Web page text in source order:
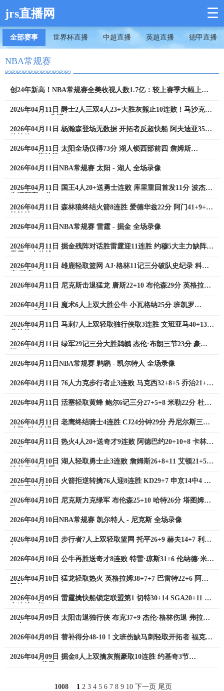
jrs直播网 ☰
全部赛事 世界杯直播 中超直播 英超直播 德甲直播
NBA常规赛
创24年新高！NBA常规赛全美收视人数1.7亿：较上赛季大幅上涨
2026年04月11日 爵士2人三双4人23+大胜灰熊止10连败！马沙克
2026年04月11日 杨瀚森登场无数据 开拓者反超快船 阿夫迪亚35分
2026年04月11日 太阳全场仅得73分 湖人锁西部前四 詹姆斯
2026年04月11日NBA常规赛 太阳 - 湖人 全场录像
2026年04月11日 国王4人20+送勇士连败 库里重回首发11分 波杰姆
2026年04月11日 森林狼终结火箭8连胜 爱德华兹22分 阿门41+9+7
2026年04月11日NBA常规赛 雷霆 - 掘金 全场录像
2026年04月11日 掘金残阵对话胜雷霆迎11连胜 约穆5大主力缺阵
2026年04月11日 雄鹿轻取篮网 AJ·格林11记三分破队史纪录 科马
2026年04月11日 尼克斯击退猛龙 唐斯22+10 布伦森29分 英格拉姆
2026年04月11日 魔术6人上双大胜公牛 小瓦格纳25分 班凯罗
2026年04月11日 马刺7人上双轻取独行侠取3连胜 文班亚马40+13
2026年04月11日 绿军29记三分大胜鹈鹕 杰伦·布朗三节23分 豪泽8
2026年04月11日NBA常规赛 鹈鹕 - 凯尔特人 全场录像
2026年04月11日 76人力克步行者止3连败 马克西32+8+5 乔治21+5
2026年04月11日 活塞轻取黄蜂 鲍尔6记三分27+5+8 米勒22分 杜伦
2026年04月11日 老鹰终结骑士4连胜 CJ24分钟29分 丹尼尔斯三双
2026年04月11日 热火4人20+送奇才9连败 阿德巴约20+10+8 卡林顿
2026年04月10日 湖人轻取勇士止3连败 詹姆斯26+8+11 艾顿21+5
2026年04月10日 火箭拒逆转擒76人迎8连胜 KD29+7 申京14中4 大
2026年04月10日 尼克斯力克绿军 布伦森25+10 哈特26分 塔图姆空
2026年04月10日NBA常规赛 凯尔特人 - 尼克斯 全场录像
2026年04月10日 步行者7人上双轻取篮网 托平26+9 赫夫14+7 利德
2026年04月10日 公牛再胜送奇才8连败 特雷·琼斯31+6 伦纳德·米勒
2026年04月10日 猛龙轻取热火 英格拉姆38+7+7 巴雷特22+6 阿德
2026年04月09日 雷霆擒快船锁定联盟第1 切特30+14 SGA20+11 小
2026年04月09日 太阳击退独行侠 布克37+9 杰伦·格林伤退 弗拉格
2026年04月09日 替补得分48-10！文班伤缺马刺轻取开拓者 福克斯
2026年04月09日 掘金8人上双擒灰熊豪取10连胜 约基奇3节
1008 1 2 3 4 5 6 7 8 9 10 下一页 尾页